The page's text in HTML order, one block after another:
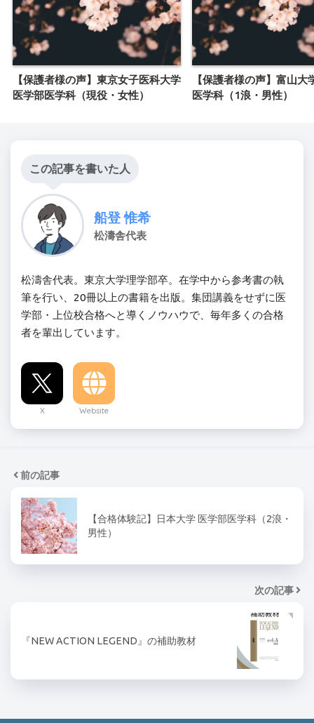
【保護者様の声】東京女子医科大学
医学部医学科（現役・女性）
【保護者様の声】富山大
医学科（1浪・男性）
この記事を書いた人
船登 惟希
松濤舎代表
松濤舎代表。東京大学理学部卒。在学中から参考書の執
筆を行い、20冊以上の書籍を出版。集団講義をせずに医
学部・上位校合格へと導くノウハウで、毎年多くの合格
者を輩出しています。
X Website
前の記事
【合格体験記】日本大学 医学部医学科（2浪・
男性）
次の記事
『NEW ACTION LEGEND』の補助教材